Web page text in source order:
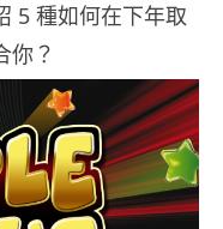
5 種如何在下年取
你？